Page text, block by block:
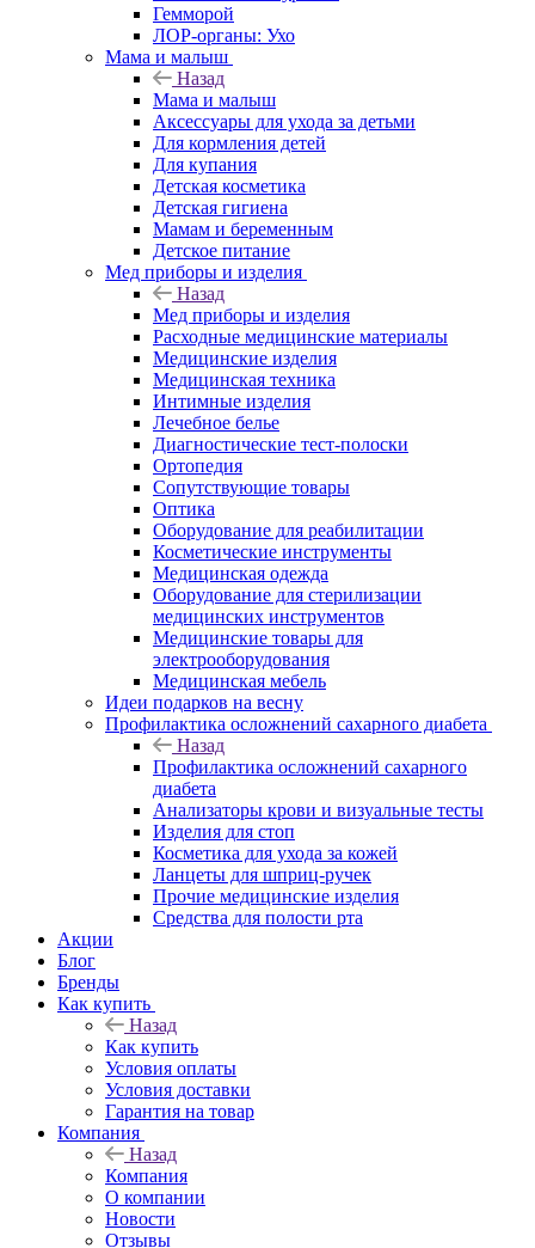
Гемморой
ЛОР-органы: Ухо
Мама и малыш
Назад
Мама и малыш
Аксессуары для ухода за детьми
Для кормления детей
Для купания
Детская косметика
Детская гигиена
Мамам и беременным
Детское питание
Мед приборы и изделия
Назад
Мед приборы и изделия
Расходные медицинские материалы
Медицинские изделия
Медицинская техника
Интимные изделия
Лечебное белье
Диагностические тест-полоски
Ортопедия
Сопутствующие товары
Оптика
Оборудование для реабилитации
Косметические инструменты
Медицинская одежда
Оборудование для стерилизации
медицинских инструментов
Медицинские товары для
электрооборудования
Медицинская мебель
Идеи подарков на весну
Профилактика осложнений сахарного диабета
Назад
Профилактика осложнений сахарного
диабета
Анализаторы крови и визуальные тесты
Изделия для стоп
Косметика для ухода за кожей
Ланцеты для шприц-ручек
Прочие медицинские изделия
Средства для полости рта
Акции
Блог
Бренды
Как купить
Назад
Как купить
Условия оплаты
Условия доставки
Гарантия на товар
Компания
Назад
Компания
О компании
Новости
Отзывы